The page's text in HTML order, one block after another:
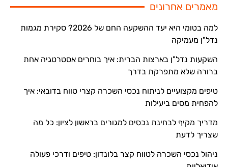
מאמרים אחרונים
למה בטומי היא יעד ההשקעה החם של 2026? סקירת מגמות
נדל"ן מעמיקה
השקעות נדל"ן בארצות הברית: איך בוחרים אסטרטגיה אחת
ברורה שלא מתפרקת בדרך
טיפים מקצועיים לניתוח נכסי השכרה קצרי טווח בדובאי: איך
להפחית מסים ביעילות
מדריך מקיף לבחינת נכסים למגורים בראשון לציון: כל מה
שצריך לדעת
ניהול נכסי השכרה לטווח קצר בלונדון: טיפים ודרכי פעולה